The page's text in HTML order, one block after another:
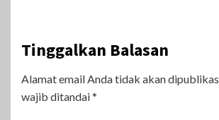
Tinggalkan Balasan
Alamat email Anda tidak akan
wajib ditandai*